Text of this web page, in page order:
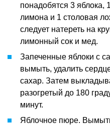
понадобятся 3 яблока,
лимона и 1 столовая
следует натереть на
лимонный сок и мед.
Запеченные яблоки с
вымыть, удалить
сахар. Затем
разогретый до 180
минут.
Яблочное пюре.